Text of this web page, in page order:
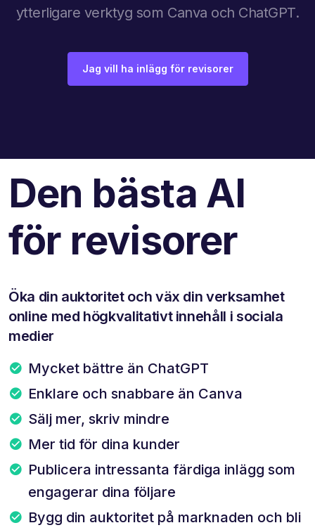
ytterligare verktyg som Canva och ChatGPT.
Jag vill ha inlägg för revisorer
Den bästa AI
för revisorer
Öka din auktoritet och väx din verksamhet
online med högkvalitativt innehåll i sociala
medier
Mycket bättre än ChatGPT
Enklare och snabbare än Canva
Sälj mer, skriv mindre
Mer tid för dina kunder
Publicera intressanta färdiga inlägg som
engagerar dina följare
Bygg din auktoritet på marknaden och bli